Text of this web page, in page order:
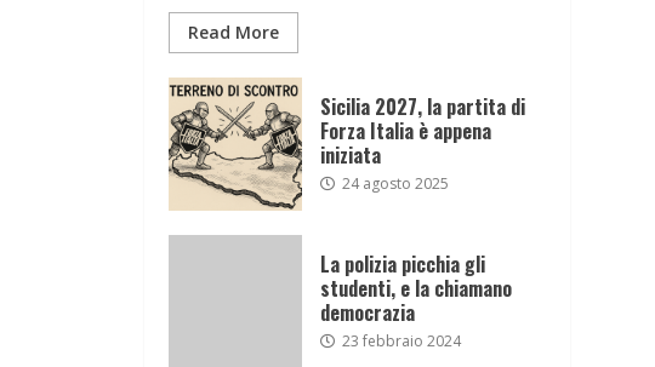
Read More
Sicilia 2027, la partita di
Forza Italia è appena
iniziata
24 agosto 2025
La polizia picchia gli
studenti, e la chiamano
democrazia
23 febbraio 2024